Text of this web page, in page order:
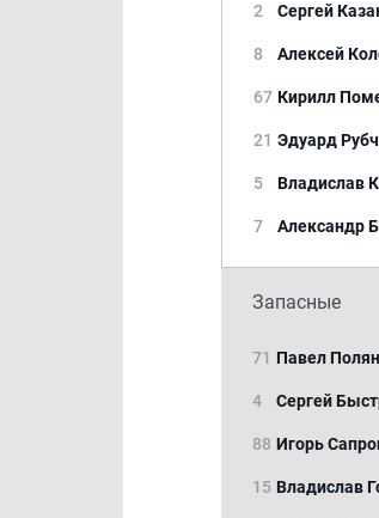
2 Сергей
8 Алексей
67 Кирилл
21 Эдуард
5 Владислав
7 Александр
Запасные
71 Павел
4 Сергей
88 Игорь
15 Владислав